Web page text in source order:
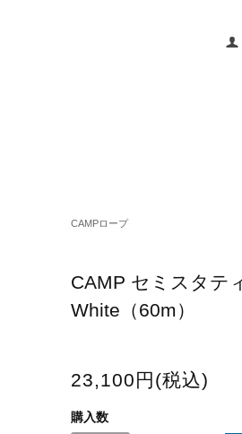
CAMPロープ
CAMP セミスタテ
White（60m）
23,100円(税込)
購入数